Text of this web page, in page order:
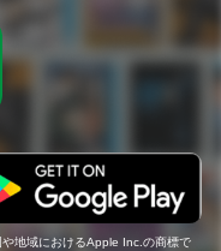
地域におけるApple Inc.の商標で